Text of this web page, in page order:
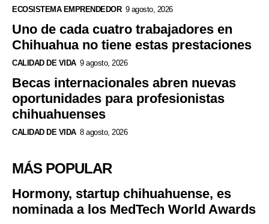
ECOSISTEMA EMPRENDEDOR 9 agosto, 2026
Uno de cada cuatro trabajadores en
Chihuahua no tiene estas prestaciones
CALIDAD DE VIDA 9 agosto, 2026
Becas internacionales abren nuevas
oportunidades para profesionistas
chihuahuenses
CALIDAD DE VIDA 8 agosto, 2026
MÁS POPULAR
Hormony, startup chihuahuense, es
nominada a los MedTech World Awards